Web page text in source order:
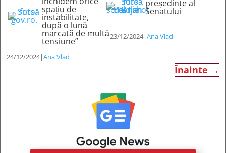
spațiu de
instabilitate,
după o lună
marcată de multă
tensiune”
24/12/2024|Ana Vlad
președinte al
Senatului
23/12/2024|Ana Vlad
Înainte →